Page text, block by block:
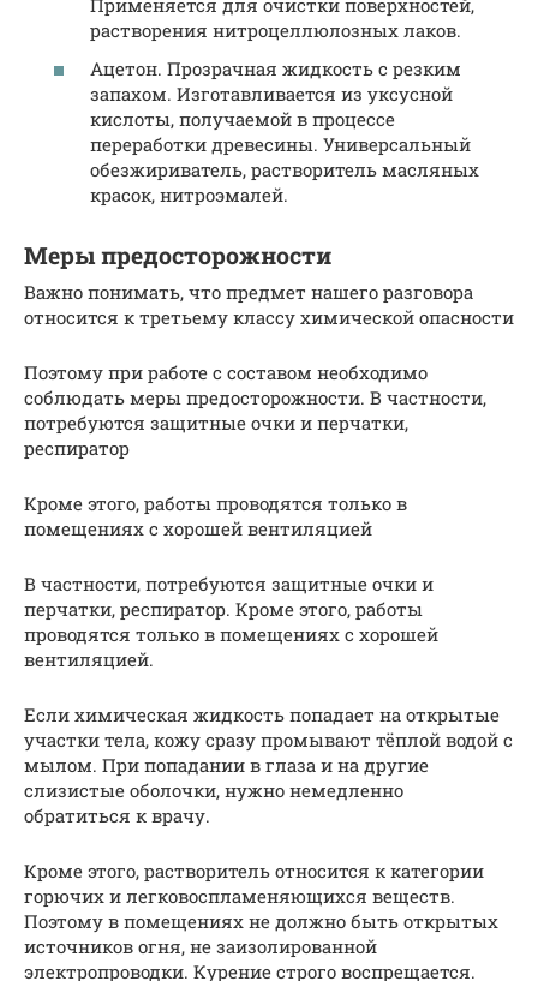
Применяется для очистки поверхностей,
растворения нитроцеллюлозных лаков.
Ацетон. Прозрачная жидкость с резким
запахом. Изготавливается из уксусной
кислоты, получаемой в процессе
переработки древесины. Универсальный
обезжириватель, растворитель масляных
красок, нитроэмалей.
Меры предосторожности
Важно понимать, что предмет нашего разговора
относится к третьему классу химической опасности
Поэтому при работе с составом необходимо
соблюдать меры предосторожности. В частности,
потребуются защитные очки и перчатки,
респиратор
Кроме этого, работы проводятся только в
помещениях с хорошей вентиляцией
В частности, потребуются защитные очки и
перчатки, респиратор. Кроме этого, работы
проводятся только в помещениях с хорошей
вентиляцией.
Если химическая жидкость попадает на открытые
участки тела, кожу сразу промывают тёплой водой с
мылом. При попадании в глаза и на другие
слизистые оболочки, нужно немедленно
обратиться к врачу.
Кроме этого, растворитель относится к категории
горючих и легковоспламеняющихся веществ.
Поэтому в помещениях не должно быть открытых
источников огня, не заизолированной
электропроводки. Курение строго воспрещается.